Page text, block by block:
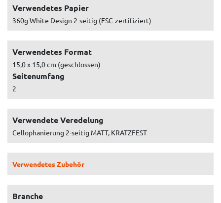
Verwendetes Papier
360g White Design 2-seitig (FSC-zertifiziert)
Verwendetes Format
15,0 x 15,0 cm (geschlossen)
Seitenumfang
2
Verwendete Veredelung
Cellophanierung 2-seitig MATT, KRATZFEST
Verwendetes Zubehör
Branche